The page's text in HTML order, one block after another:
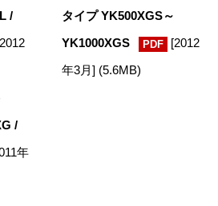
/
タイプ YK500XGS～
YK1000XGS
PDF
[2012
年3月] (5.6MB)
/
年